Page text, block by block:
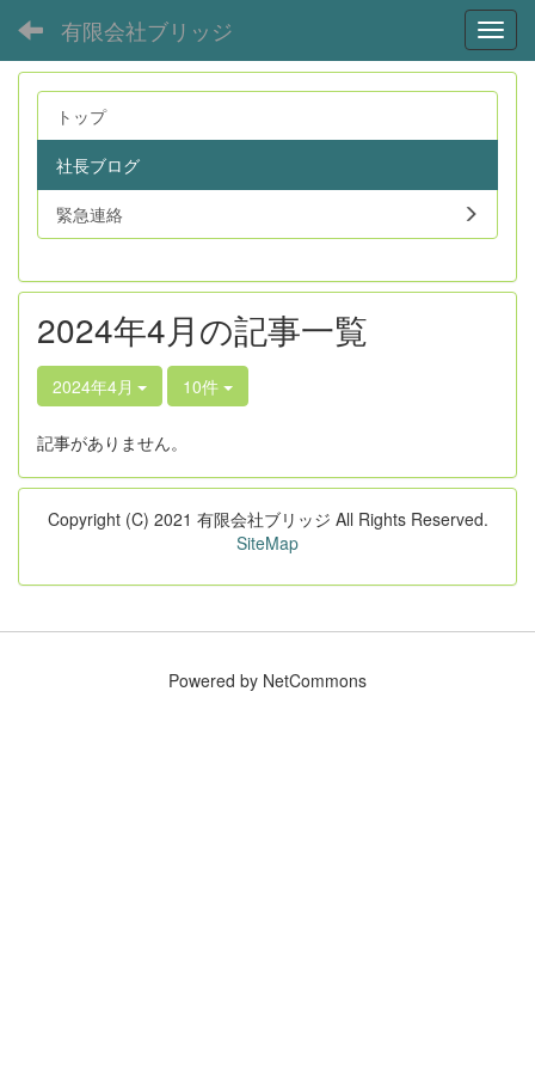
有限会社ブリッジ
トップ
社長ブログ
緊急連絡
2024年4月の記事一覧
2024年4月 10件
記事がありません。
Copyright (C) 2021 有限会社ブリッジ All Rights Reserved.
SiteMap
Powered by NetCommons